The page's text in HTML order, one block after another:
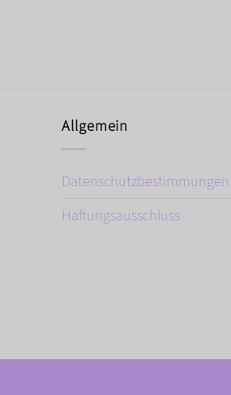
Allgemein
Datenschutzbestimmungen
Haftungsausschluss